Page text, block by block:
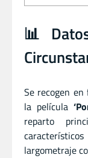
📊
Se recogen
la película
reparto
largometraje